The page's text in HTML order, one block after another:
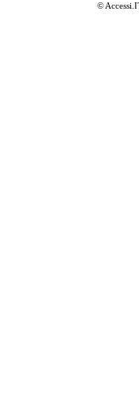
©